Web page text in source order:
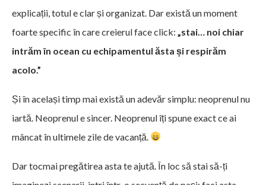
explicații, totul e clar și organizat. Dar există un moment
foarte specific în care creierul face click: „stai… noi chiar
intrăm în ocean cu echipamentul ăsta și respirăm
acolo.”
Și în același timp mai există un adevăr simplu: neoprenul nu
iartă. Neoprenul e sincer. Neoprenul îți spune exact ce ai
mâncat în ultimele zile de vacanță.
Dar tocmai pregătirea asta te ajută. În loc să stai să-ți